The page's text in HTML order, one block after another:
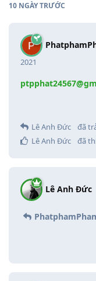
10 NGÀYTRƯỚC
2021
Lê Anh Đức
đã
Lê Anh Đức
đã
Lê Anh Đức